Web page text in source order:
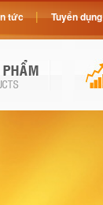
tức Tuyển dụng